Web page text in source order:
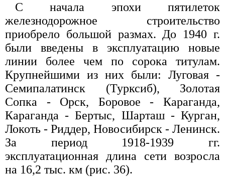
С начала эпохи пятилеток
железнодорожное строительство
приобрело большой размах. До 1940 г.
были введены в эксплуатацию новые
линии более чем по сорока титулам.
Крупнейшими из них были: Луговая -
Семипалатинск (Турксиб), Золотая
Сопка - Орск, Боровое - Караганда,
Караганда - Бертыс, Шарташ - Курган,
Локоть - Риддер, Новосибирск - Ленинск.
За период 1918-1939 гг.
эксплуатационная длина сети возросла
на 16,2 тыс. км (рис. 36).